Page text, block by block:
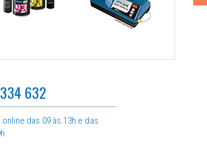
632
das 09 às 13h e das